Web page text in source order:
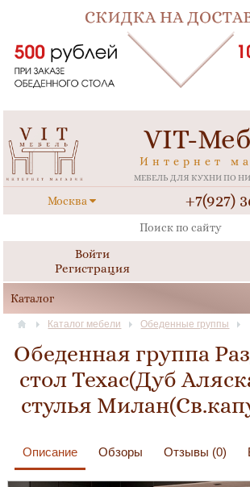
VIT-
Интернет
МЕБЕЛЬ ДЛЯ КУХНИ ПО
Москва +7(927)
Войти
Регистрация
Каталог мебели Обеденные группы
Обеденная группа
стол Техас(Дуб
стулья
Описание Обзоры Отзывы (0)